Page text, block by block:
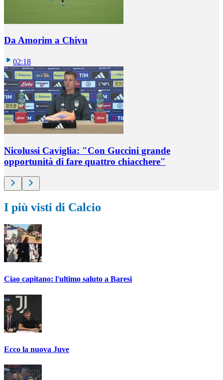
Da Amorim a Chivu
02:18
Nicolussi Caviglia: "Con Guccini grande
opportunità di fare quattro chiacchere"
I più visti di Calcio
Ciao capitano: l'ultimo saluto a Baresi
Ecco la nuova Juve